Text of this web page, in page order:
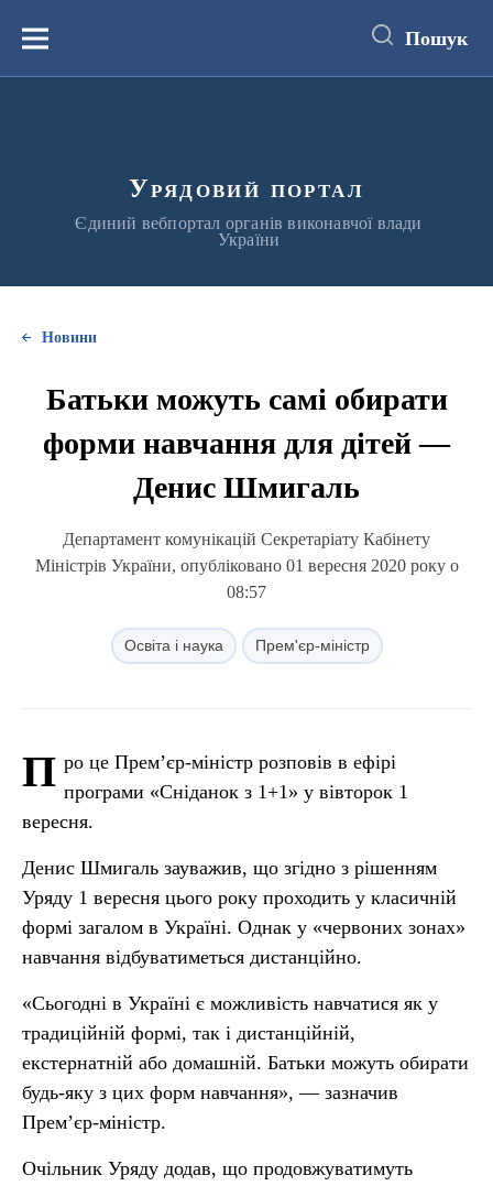
вмістуМеню Пошук
Урядовий портал
Єдиний вебпортал органів виконавчої влади
України
Новини
Батьки можуть самі обирати
форми навчання для дітей —
Денис Шмигаль
Департамент комунікацій Секретаріату Кабінету
Міністрів України, опубліковано 01 вересня 2020 року о
08:57
Освіта і наука Прем'єр-міністр
П ро це Прем’єр-міністр розповів в ефірі
програми «Сніданок з 1+1» у вівторок 1
вересня.
Денис Шмигаль зауважив, що згідно з рішенням
Уряду 1 вересня цього року проходить у класичній
формі загалом в Україні. Однак у «червоних зонах»
навчання відбуватиметься дистанційно.
«Сьогодні в Україні є можливість навчатися як у
традиційній формі, так і дистанційній,
екстернатній або домашній. Батьки можуть обирати
будь-яку з цих форм навчання», — зазначив
Прем’єр-міністр.
Очільник Уряду додав, що продовжуватимуть